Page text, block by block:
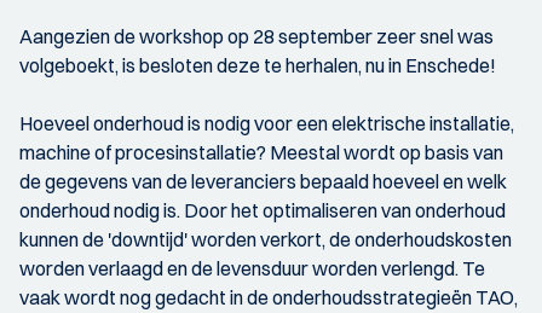
Aangezien de workshop op 28 september zeer snel was
volgeboekt, is besloten deze te herhalen, nu in Enschede!
Hoeveel onderhoud is nodig voor een elektrische installatie,
machine of procesinstallatie? Meestal wordt op basis van
de gegevens van de leveranciers bepaald hoeveel en welk
onderhoud nodig is. Door het optimaliseren van onderhoud
kunnen de 'downtijd' worden verkort, de onderhoudskosten
worden verlaagd en de levensduur worden verlengd. Te
vaak wordt nog gedacht in de onderhoudsstrategieën TAO,